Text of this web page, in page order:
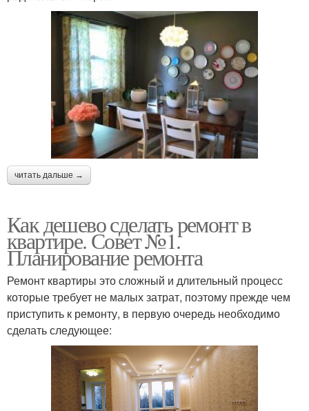
читать дальше →
Как дешево сделать ремонт в
квартире. Совет №1.
Планирование ремонта
Ремонт квартиры это сложный и длительный процесс
которые требует не малых затрат, поэтому прежде чем
приступить к ремонту, в первую очередь необходимо
сделать следующее: